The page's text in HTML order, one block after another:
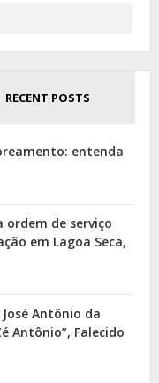
RECENT POSTS
entenda
ordem de serviço
em Lagoa Seca,
Antônio da
Antônio”, Falecido